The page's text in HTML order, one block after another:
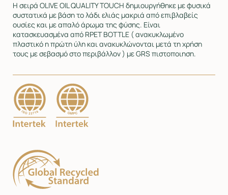
Η σειρά OLIVE OIL QUALITY TOUCH δημιουργήθηκε με φυσικά
συστατικά με βάση το λάδι ελιάς μακριά από επιβλαβείς
ουσίες και με απαλό άρωμα της φύσης. Είναι
κατασκευασμένα από RPET BOTTLE ( ανακυκλωμένο
πλαστικό η πρώτη ύλη και ανακυκλώνονται μετά τη χρήση
τους με σεβασμό στο περιβάλλον ) με GRS πιστοποιηση.